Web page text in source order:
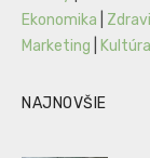
Ekonomika
Marketing
Kultúra
NAJNOVŠIE